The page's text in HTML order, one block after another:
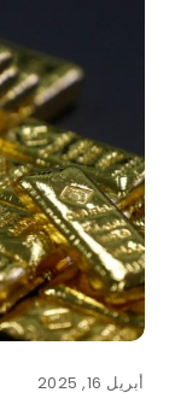
أبريل 16, 2025